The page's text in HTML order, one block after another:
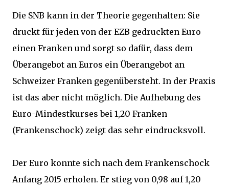
Die SNB kann in der Theorie gegenhalten: Sie
druckt für jeden von der EZB gedruckten Euro
einen Franken und sorgt so dafür, dass dem
Überangebot an Euros ein Überangebot an
Schweizer Franken gegenübersteht. In der Praxis
ist das aber nicht möglich. Die Aufhebung des
Euro-Mindestkurses bei 1,20 Franken
(Frankenschock) zeigt das sehr eindrucksvoll.
Der Euro konnte sich nach dem Frankenschock
Anfang 2015 erholen. Er stieg von 0,98 auf 1,20